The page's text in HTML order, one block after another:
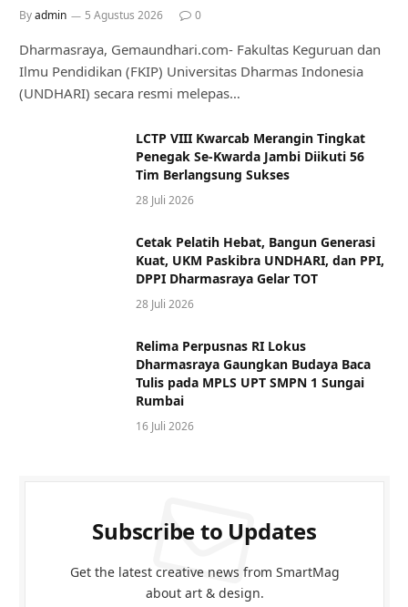
Byadmin 5 Agustus 2026 0
Dharmasraya, Gemaundhari.com- Fakultas Keguruan dan
Ilmu Pendidikan (FKIP) Universitas Dharmas Indonesia
(UNDHARI) secara resmi melepas…
LCTP VIII Kwarcab Merangin Tingkat
Penegak Se-Kwarda Jambi Diikuti 56
Tim Berlangsung Sukses
28 Juli 2026
Cetak Pelatih Hebat, Bangun Generasi
Kuat, UKM Paskibra UNDHARI, dan PPI,
DPPI Dharmasraya Gelar TOT
28 Juli 2026
Relima Perpusnas RI Lokus
Dharmasraya Gaungkan Budaya Baca
Tulis pada MPLS UPT SMPN 1 Sungai
Rumbai
16 Juli 2026
Subscribe to Updates
Get the latest creative news from SmartMag
about art & design.